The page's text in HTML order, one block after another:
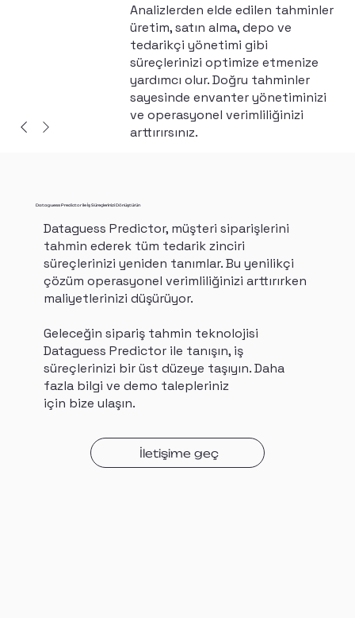
Dataguess Predictor ile İş Süreçlerinizi Dönüştürün
Dataguess Predictor, müşteri siparişlerini
tahmin ederek tüm tedarik zinciri
süreçlerinizi yeniden tanımlar. Bu yenilikçi
çözüm operasyonel verimliliğinizi arttırırken
maliyetlerinizi düşürüyor.
Geleceğin sipariş tahmin teknolojisi
Dataguess Predictor ile tanışın, iş
süreçlerinizi bir üst düzeye taşıyın. Daha
fazla bilgi ve demo talepleriniz
için bize ulaşın.
İletişime geç
Analizlerden elde edilen tahminler
üretim, satın alma, depo ve
tedarikçi yönetimi gibi
süreçlerinizi optimize etmenize
yardımcı olur. Doğru tahminler
sayesinde envanter yönetiminizi
ve operasyonel verimliliğinizi
arttırırsınız.